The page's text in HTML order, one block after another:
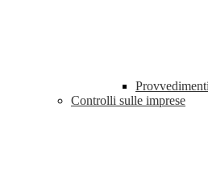
Controlli sulle imprese